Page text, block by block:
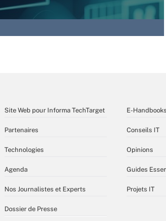
Site Web pour Informa TechTarget
Partenaires
Technologies
Agenda
Nos Journalistes et Experts
Dossier de Presse
E-Handbooks
Conseils IT
Opinions
Guides
Projets IT